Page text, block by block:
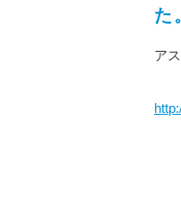
た
ア